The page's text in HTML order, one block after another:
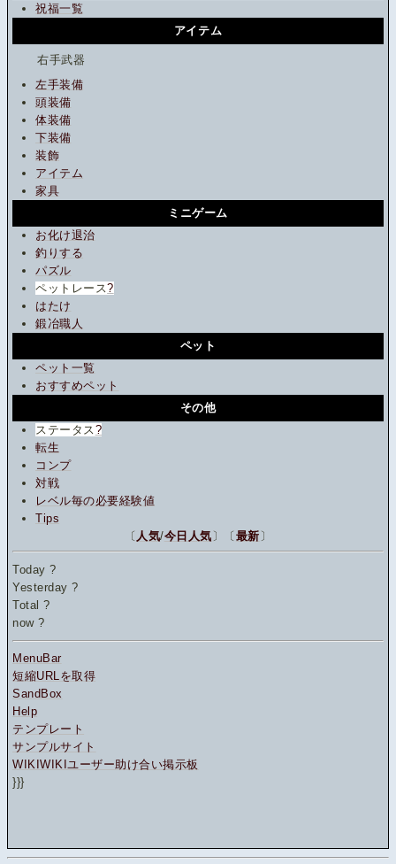
祝福一覧
アイテム
右手武器
左手装備
頭装備
体装備
下装備
装飾
アイテム
家具
ミニゲーム
お化け退治
釣りする
パズル
ペットレース?
はたけ
鍛冶職人
ペット
ペット一覧
おすすめペット
その他
ステータス ?
転生
コンプ
対戦
レベル毎の必要経験値
Tips
〔 人気/今日人気 〕〔 最新 〕
Today?
Yesterday?
Total?
now?
MenuBar
短縮URLを取得
SandBox
Help
テンプレート
サンプルサイト
WIKIWIKIユーザー助け合い掲示板
}}}